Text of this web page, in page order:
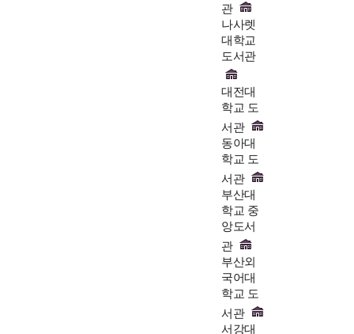
관
나사렛
대학교
도서관
대전대
학교 도
서관
동아대
학교 도
서관
부산대
학교 중
앙도서
관
부산외
국어대
학교 도
서관
서강대